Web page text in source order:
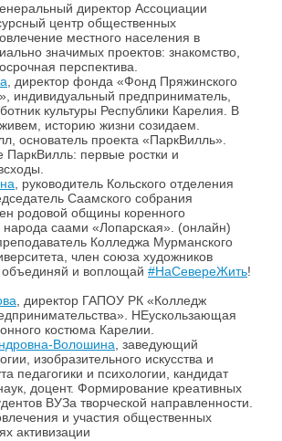
директор Ассоциации
центр общественных
местного населения в
значимых проектов: знакомство,
перспектива.
, директор фонда «Фонд Пряжинского
индивидуальный предприниматель,
культуры Республики Карелия. В
историю жизни созидаем.
основатель проекта «ПаркВилль».
ПаркВилль: первые ростки и
, руководитель Кольского отделения
Саамского собрания
родовой общины коренного
народа саами «Лопарская». (онлайн)
Колледжа Мурманского
член союза художников
и воплощай #НаСевереЖить!
, директор ГАПОУ РК «Колледж
НЕускользающая
костюма Карелии.
Волошина, заведующий
изобразительного искусства и
педагогики и психологии, кандидат
доцент. Формирование креативных
ВУЗа творческой направленности.
и участия общественных
активизации